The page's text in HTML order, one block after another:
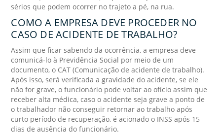
sérios que podem ocorrer no trajeto a pé, na rua.
COMO A EMPRESA DEVE PROCEDER NO
CASO DE ACIDENTE DE TRABALHO?
Assim que ficar sabendo da ocorrência, a empresa deve
comunicá-lo à Previdência Social por meio de um
documento, o CAT (Comunicação de acidente de trabalho).
Após isso, será verificada a gravidade do acidente, se ele
não for grave, o funcionário pode voltar ao ofício assim que
receber alta médica, caso o acidente seja grave a ponto de
o trabalhador não conseguir retornar ao trabalho após
curto período de recuperação, é acionado o INSS após 15
dias de ausência do funcionário.